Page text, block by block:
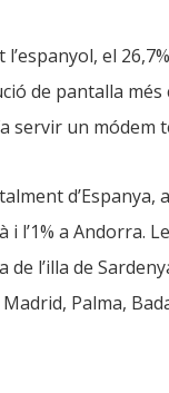
el
de pantalla més
servir un módem
d’Espanya,
i l’1% a Andorra.
l’illa de
Palma,